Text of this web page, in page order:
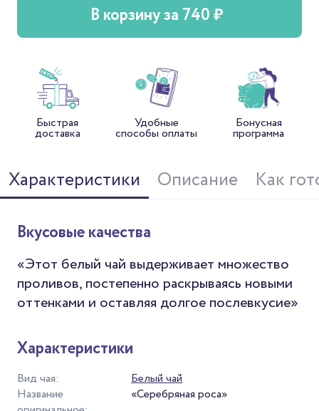
В корзину за 740 ₽
Быстрая
доставка
Удобные
способы оплаты
Бонусная
программа
Характеристики Описание Как
Вкусовые качества
«Этот белый чай выдерживает множество
проливов, постепенно раскрываясь новыми
оттенками и оставляя долгое послевкусие»
Характеристики
Вид чая:
Белый чай
Название
«Серебряная роса»